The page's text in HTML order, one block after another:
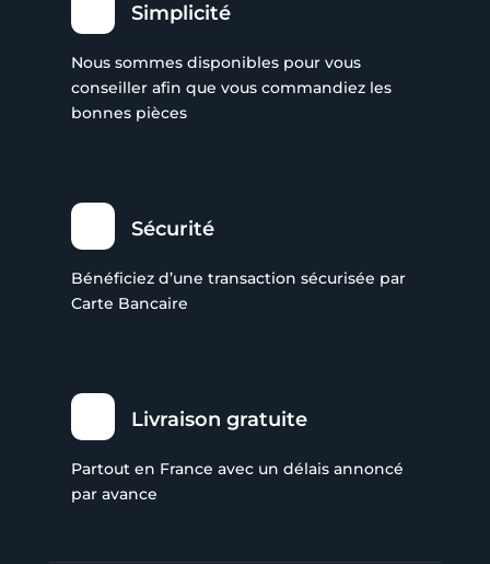
Simplicité
Nous sommes disponibles pour vous
conseiller afin que vous commandiez les
bonnes pièces
Sécurité
Bénéficiez d’une transaction sécurisée par
Carte Bancaire
Livraison gratuite
Partout en France avec un délais annoncé
par avance